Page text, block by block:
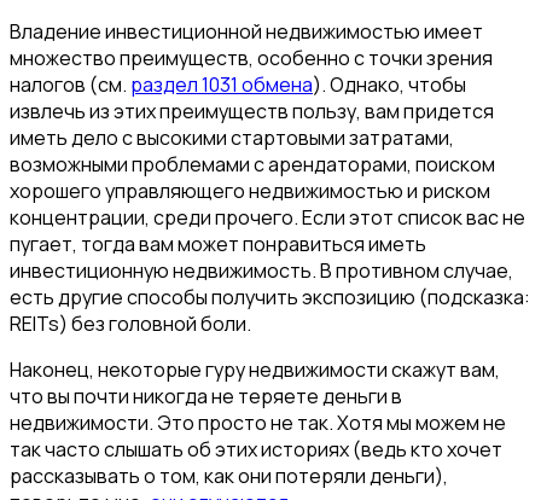
Владение инвестиционной недвижимостью имеет
множество преимуществ, особенно с точки зрения
налогов (см. раздел 1031 обмена). Однако, чтобы
извлечь из этих преимуществ пользу, вам придется
иметь дело с высокими стартовыми затратами,
возможными проблемами с арендаторами, поиском
хорошего управляющего недвижимостью и риском
концентрации, среди прочего. Если этот список вас не
пугает, тогда вам может понравиться иметь
инвестиционную недвижимость. В противном случае,
есть другие способы получить экспозицию (подсказка:
REITs) без головной боли.
Наконец, некоторые гуру недвижимости скажут вам,
что вы почти никогда не теряете деньги в
недвижимости. Это просто не так. Хотя мы можем не
так часто слышать об этих историях (ведь кто хочет
рассказывать о том, как они потеряли деньги),